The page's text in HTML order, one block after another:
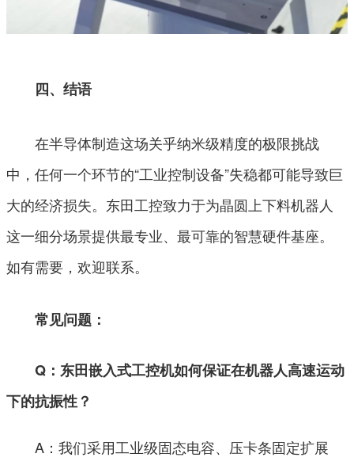
四、结语
在半导体制造这场关乎纳米级精度的极限挑战
中，任何一个环节的“工业控制设备”失稳都可能导致巨
大的经济损失。东田工控致力于为晶圆上下料机器人
这一细分场景提供最专业、最可靠的智慧硬件基座。
如有需要，欢迎联系。
常见问题：
Q：东田嵌入式工控机如何保证在机器人高速运动
下的抗振性？
A：我们采用工业级固态电容、压卡条固定扩展